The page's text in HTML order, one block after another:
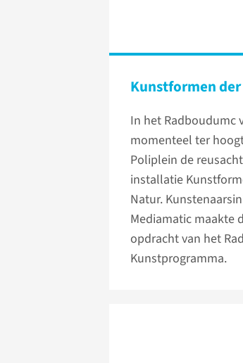
Kunstformen
In het Radboudumc
momenteel ter
Poliplein de
installatie
Natur.
Mediamatic maakte
opdracht van het
Kunstprogramma.